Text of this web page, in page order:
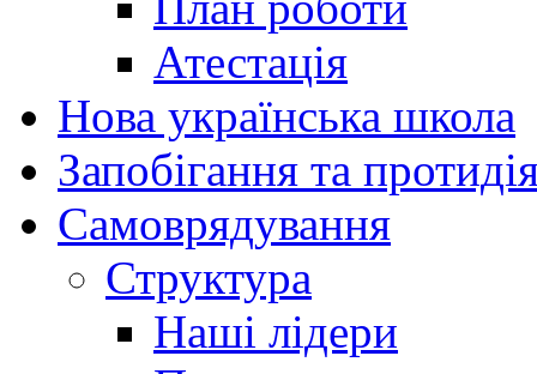
Атестація
Нова українська школа
Запобігання та
Cамоврядування
Структура
Наші лідери